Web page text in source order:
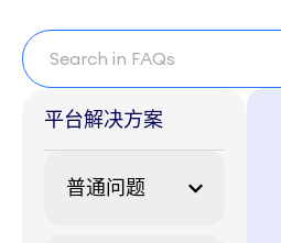
平台解决方案
普通问题